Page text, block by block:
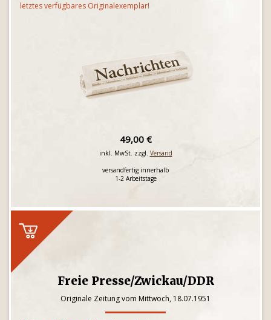
letztes verfügbares Originalexemplar!
49,00 €
inkl. MwSt. zzgl. Versand
versandfertig innerhalb
1-2 Arbeitstage
Freie Presse/Zwickau/DDR
Originale Zeitung vom Mittwoch, 18.07.1951